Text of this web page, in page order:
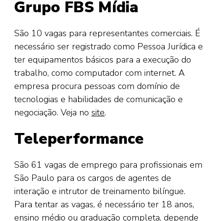
Grupo FBS Mídia
São 10 vagas para representantes comerciais. É
necessário ser registrado como Pessoa Jurídica e
ter equipamentos básicos para a execução do
trabalho, como computador com internet. A
empresa procura pessoas com domínio de
tecnologias e habilidades de comunicação e
negociação. Veja no site.
Teleperformance
São 61 vagas de emprego para profissionais em
São Paulo para os cargos de agentes de
interação e intrutor de treinamento bilíngue.
Para tentar as vagas, é necessário ter 18 anos,
ensino médio ou graduação completa, depende